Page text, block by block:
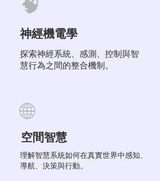
神經機電學
探索神經系統、感測、控制與智
慧行為之間的整合機制。
🌐
空間智慧
理解智慧系統如何在真實世界中感知、
導航、決策與行動。